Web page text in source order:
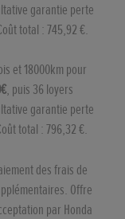
garantie perte
total : 745,92 €.
et 18000km pour
, puis 36 loyers
garantie perte
total : 796,32 €.
des frais de
Offre
par Honda